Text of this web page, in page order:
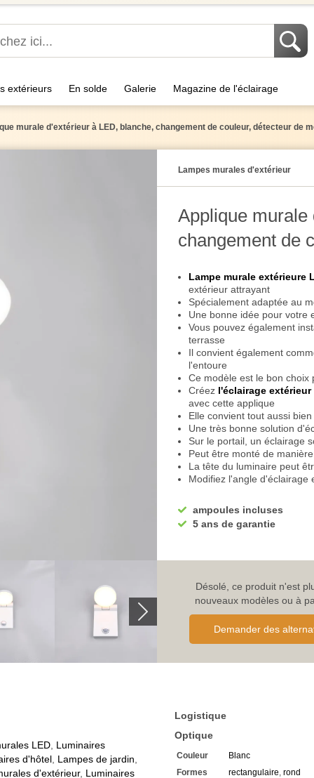
extérieurs En solde Galerie Magazine de l'éclairage
murale d'extérieur à LED, blanche, changement de couleur, détecteur de
Lampes murales d'extérieur
Applique murale
changement de
Lampe murale extérieure
extérieur attrayant
Spécialement adaptée au
Une bonne idée pour votre
Vous pouvez également
terrasse
Il convient également
l'entoure
Ce modèle est le bon choix
Créez l'éclairage extérieur
avec cette applique
Elle convient tout aussi
Une très bonne solution
Sur le portail, un éclairage
Peut être monté de
La tête du luminaire peut
Modifiez l'angle d'éclairage
Une bonne solution
L'applique murale
immeubles privés
Egalement optimal pour
Equipé d'un DIP SWITCH
Adaptez la couleur de la
Choisissez entre une
chaude et une lumière
S'adapte également aux
Une lumière blanche
d'hôtes
Mettez en scène votre
Un éclairage blanc chaud
ampoules incluses
5 ans de garantie
Désolé, ce produit n'est
nouveaux modèles ou à
Demander des
LED, Luminaires
d'hôtel, Lampes de jardin,
d'extérieur, Luminaires
Logistique
Optique
Couleur
Blanc
Formes
rectangulaire, rond